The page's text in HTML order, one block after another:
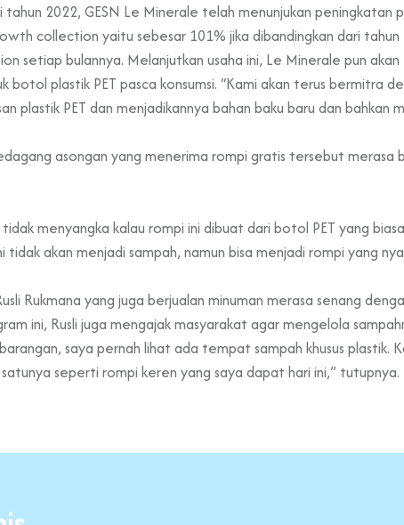
tahun 2022, GESN Le Minerale telah menunjukan
collection yaitu sebesar 101% jika dibandingkan dari
setiap bulannya. Melanjutkan usaha ini, Le Minerale pun
botol plastik PET pasca konsumsi. “Kami akan terus bermitra
plastik PET dan menjadikannya bahan baku baru dan bahkan
asongan yang menerima rompi gratis tersebut merasa
menyangka kalau rompi ini dibuat dari botol PET yang
akan menjadi sampah, namun bisa menjadi rompi yang
Rukmana yang juga berjualan minuman merasa senang
ini, Rusli juga mengajak masyarakat agar mengelola
saya pernah lihat ada tempat sampah khusus plastik.
seperti rompi keren yang saya dapat hari ini,” tutupnya.